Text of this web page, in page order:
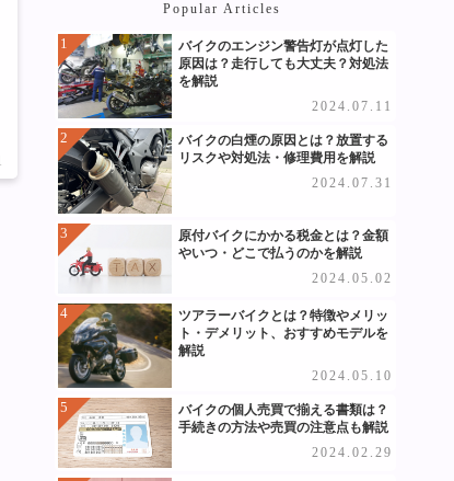
Popular Articles
バイクのエンジン警告灯が点灯した
原因は？走行しても大丈夫？対処法
を解説
2024.07.11
バイクの白煙の原因とは？放置する
リスクや対処法・修理費用を解説
2024.07.31
原付バイクにかかる税金とは？金額
やいつ・どこで払うのかを解説
2024.05.02
ツアラーバイクとは？特徴やメリッ
ト・デメリット、おすすめモデルを
解説
2024.05.10
バイクの個人売買で揃える書類は？
手続きの方法や売買の注意点も解説
2024.02.29